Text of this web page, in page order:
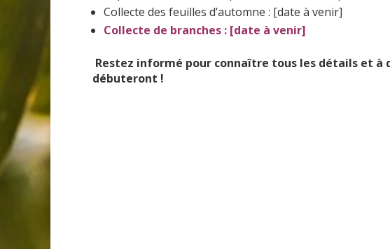
Collecte des feuilles d’automne : [date à venir]
Collecte de branches : [date à venir]
Restez informé pour connaître tous les détails et
débuteront !